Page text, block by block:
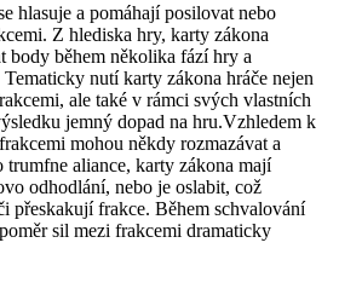
hlasuje a pomáhají posilovat nebo
Z hlediska hry, karty zákona
body během několika fází hry a
nutí karty zákona hráče nejen
ale také v rámci svých vlastních
jemný dopad na hru.Vzhledem k
mohou někdy rozmazávat a
trumfne aliance, karty zákona mají
odhodlání, nebo je oslabit, což
přeskakují frakce. Během schvalování
sil mezi frakcemi dramaticky